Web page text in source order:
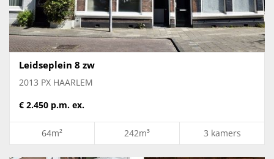
Leidseplein 8 zw
2013 PX HAARLEM
€ 2.450 p.m. ex.
64m² 242m³ 3 kamers